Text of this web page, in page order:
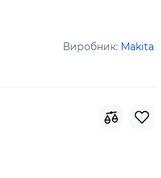
Виробник: Makita